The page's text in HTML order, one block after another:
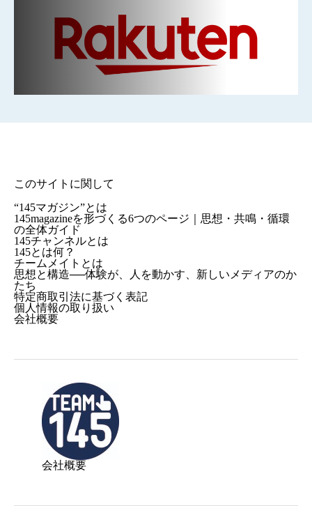
このサイトに関して
“145マガジン”とは
145magazineを形づくる6つのページ｜思想・共鳴・循環
の全体ガイド
145チャンネルとは
145とは何？
チームメイトとは
思想と構造──体験が、人を動かす、新しいメディアのか
たち
特定商取引法に基づく表記
個人情報の取り扱い
会社概要
会社概要